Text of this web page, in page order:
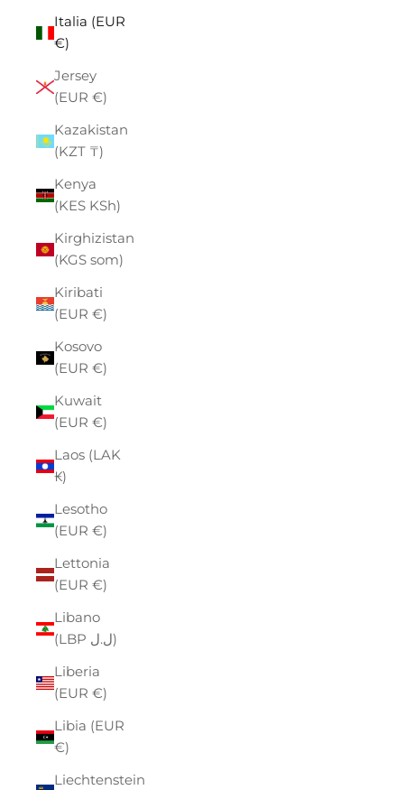
Italia (EUR
€)
Jersey
(EUR €)
Kazakistan
(KZT ₸)
Kenya
(KES KSh)
Kirghizistan
(KGS som)
Kiribati
(EUR €)
Kosovo
(EUR €)
Kuwait
(EUR €)
Laos (LAK
₭)
Lesotho
(EUR €)
Lettonia
(EUR €)
Libano
(LBP ل.ل)
Liberia
(EUR €)
Libia (EUR
€)
Liechtenstein